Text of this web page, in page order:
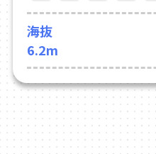
海抜
6.2m